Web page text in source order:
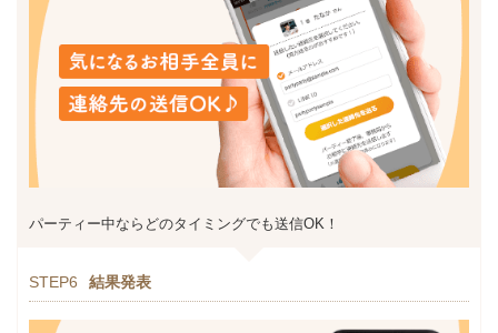
パーティー中ならどのタイミングでも送信OK！
STEP6 結果発表